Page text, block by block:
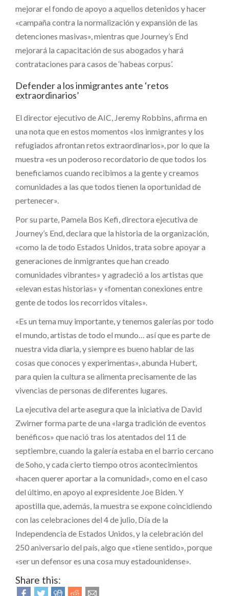
mejorar el fondo de apoyo a aquellos detenidos y hacer
«campaña contra la normalización y expansión de las
detenciones masivas», mientras que Journey’s End
mejorará la capacitación de sus abogados y hará
contrataciones para casos de ‘habeas corpus’.
Defender a los inmigrantes ante ‘retos
extraordinarios’
El director ejecutivo de AIC, Jeremy Robbins, afirma en
una nota que en estos momentos «los inmigrantes y los
refugiados afrontan retos extraordinarios», por lo que la
muestra «es un poderoso recordatorio de que todos los
beneficiamos cuando recibimos a la gente y creamos
comunidades a las que todos tienen la oportunidad de
pertenecer».
Por su parte, Pamela Bos Kefi, directora ejecutiva de
Journey’s End, declara que la historia de la organización,
«como la de todo Estados Unidos, trata sobre apoyar a
generaciones de inmigrantes que han creado
comunidades vibrantes» y agradeció a los artistas que
«elevan estas historias» y «fomentan conexiones entre
gente de todos los recorridos vitales».
«Es un tema muy importante, y tenemos galerías por todo
el mundo, artistas de todo el mundo… así que es parte de
nuestra vida diaria, y siempre es bueno hablar de las
cosas que conoces y experimentas», abunda Hubert,
para quien la cultura se alimenta precisamente de las
vivencias de personas de diferentes lugares.
La ejecutiva del arte asegura que la iniciativa de David
Zwirner forma parte de una «larga tradición de eventos
benéficos» que nació tras los atentados del 11 de
septiembre, cuando la galería estaba en el barrio cercano
de Soho, y cada cierto tiempo otros acontecimientos
«hacen querer aportar a la comunidad», como en el caso
del último, en apoyo al expresidente Joe Biden. Y
apostilla que, además, la muestra se expone coincidiendo
con las celebraciones del 4 de julio, Día de la
Independencia de Estados Unidos, y la celebración del
250 aniversario del país, algo que «tiene sentido», porque
«ser un defensor es una cosa muy estadounidense».
Share this: